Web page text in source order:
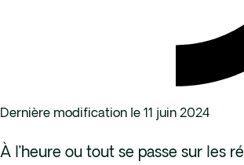
Dernière modification le 11 juin 2024
À l’heure ou tout se passe sur les